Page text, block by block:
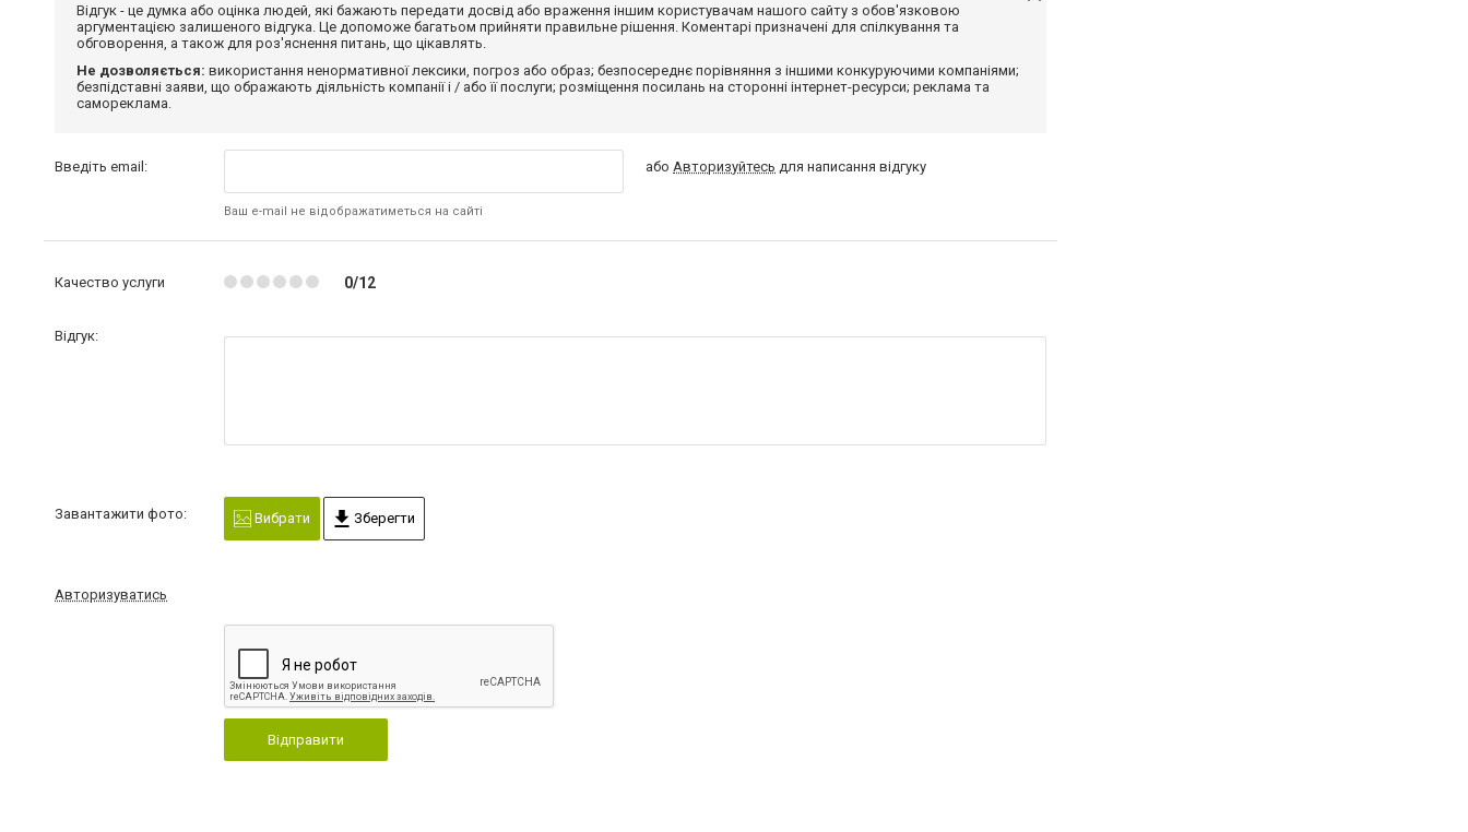
Відгук - це думка або оцінка людей, які бажають передати досвід або враження іншим користувачам нашого сайту з обов'язковою
аргументацією залишеного відгука. Це допоможе багатьом прийняти правильне рішення. Коментарі призначені для спілкування та
обговорення, а також для роз'яснення питань, що цікавлять.
Не дозволяється: використання ненормативної лексики, погроз або образ; безпосереднє порівняння з іншими конкуруючими компаніями;
безпідставні заяви, що ображають діяльність компанії і / або її послуги; розміщення посилань на сторонні інтернет-ресурси; реклама та
самореклама.
Введіть email:
Ваш e-mail не відображатиметься на сайті
або Авторизуйтесь для написання відгуку
Качество услуги 0/12
Відгук:
Завантажити фото: Вибрати Зберегти
Авторизуватись
Відправити